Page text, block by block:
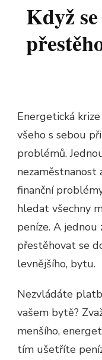
Když
Energetická
všeho s sebou
problémů.
finanční
hledat všechny
peníze. A
přestěhovat se
levnějšího, bytu.
Nezvládáte
vašem bytě?
menšího,
tím ušetříte